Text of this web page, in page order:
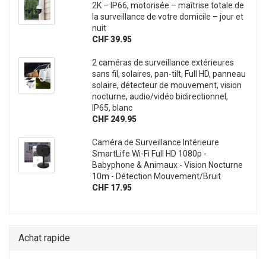
2K – IP66, motorisée – maîtrise totale de
la surveillance de votre domicile – jour et
nuit
CHF 39.95
2 caméras de surveillance extérieures
sans fil, solaires, pan-tilt, Full HD, panneau
solaire, détecteur de mouvement, vision
nocturne, audio/vidéo bidirectionnel,
IP65, blanc
CHF 249.95
Caméra de Surveillance Intérieure
SmartLife Wi-Fi Full HD 1080p -
Babyphone & Animaux - Vision Nocturne
10m - Détection Mouvement/Bruit
CHF 17.95
Achat rapide